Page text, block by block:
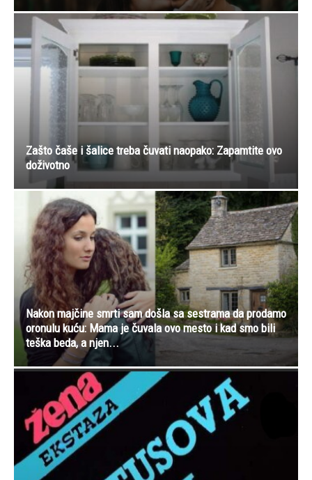
Zašto čaše i šalice treba čuvati naopako: Zapamtite ovo
doživotno
Nakon majčine smrti sam došla sa sestrama da prodamo
oronulu kuću: Mama je čuvala ovo mesto i kad smo bili
teška beda, a njen...